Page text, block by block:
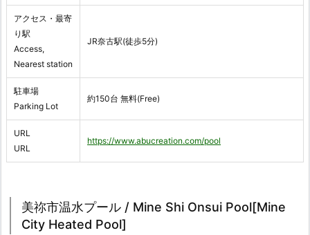
アクセス・最寄
り駅
Access,
Nearest station
JR奈古駅(徒歩5分)
駐車場
Parking Lot
約150台 無料(Free)
URL
URL
https://www.abucreation.com/pool
美祢市温水プール / Mine Shi Onsui Pool[Mine
City Heated Pool]